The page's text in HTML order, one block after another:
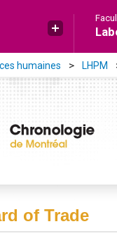
humaines LHPM
of Trade